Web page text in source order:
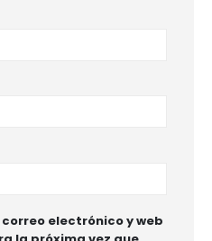
electrónico y web